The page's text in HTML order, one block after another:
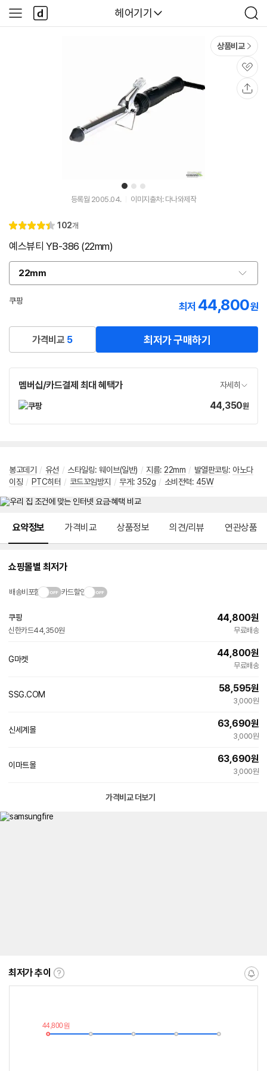
다나와
헤어기기
검
색
사
이
다
나
와
1 2 3
상품비교
관
심
등록월 2005.04. 이미지출처: 다나와제작
별
점
4.
리
102개
예스뷰티 YB-386 (22mm)
22mm
옵
션
선
쿠팡
최저 44,800원
가격비교 5 최저가 구매하기
멤버십/카드결제 최대 혜택가 자세히
가
44,350원
봉고데기 / 유선 / 스타일링: 웨이브(일반) / 지름: 22mm / 발열판코팅: 아노다
이징 / PTC히터 / 코드꼬임방지 / 무게 : 352g / 소비전력: 45W
요약정보 가격비교 상품정보 의견/리뷰 연관상품
쇼핑몰별 최저가
배송비포함 카드할인
쿠팡
신한카드44,350원
44,800원
무료배송
G마켓
44,800원
무료배송
SSG.COM
58,595원
3,000원
신세계몰
63,690원
3,000원
이마트몰
63,690원
3,000원
가격비교 더보기
최저가 추이
최
이
란?
알